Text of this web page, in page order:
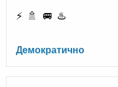
⚡ 🚿 🚐 ♨️
Демократично